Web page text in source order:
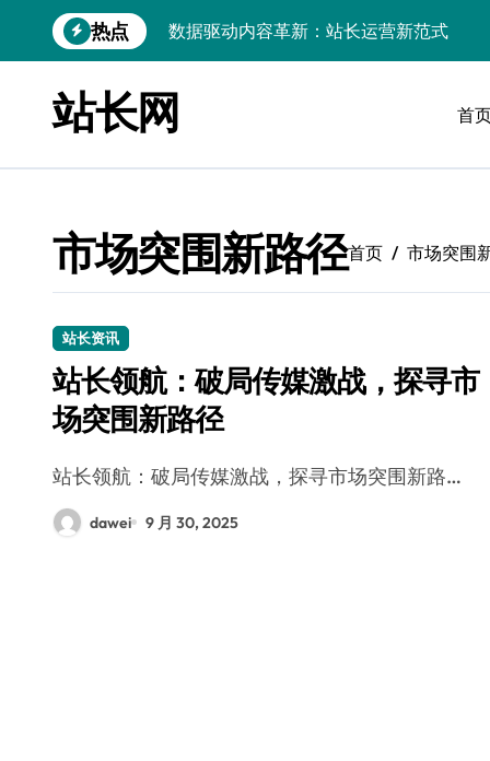
到
热点
iOS开发：Linux数据库环境搭建指南
数据驱动传媒革新：技术视角下的资讯新
Linux高效搭建与稳定运行数据库全攻略
数据驱动内容增长：站长运营新策略
数据驱动交互优化，赋能站长高效运营
数据驱动下的传媒架构优化与资源高效运
站长网 首
市场突围新路径首页 市场突围
站长资讯
站长领航：破局传媒激战，探寻市
场突围新路径
站长领航：破局传媒激战，探寻市场突围新路…
dawei 9 月 30, 2025